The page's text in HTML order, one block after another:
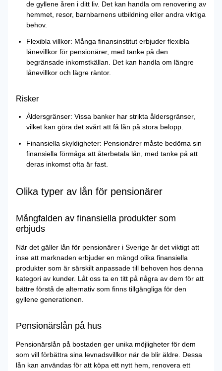
de gyllene åren i ditt liv. Det kan handla om renovering av
hemmet, resor, barnbarnens utbildning eller andra viktiga
behov.
Flexibla villkor: Många finansinstitut erbjuder flexibla
lånevillkor för pensionärer, med tanke på den
begränsade inkomstkällan. Det kan handla om längre
lånevillkor och lägre räntor.
Risker
Åldersgränser: Vissa banker har strikta åldersgränser,
vilket kan göra det svårt att få lån på stora belopp.
Finansiella skyldigheter: Pensionärer måste bedöma sin
finansiella förmåga att återbetala lån, med tanke på att
deras inkomst ofta är fast.
Olika typer av lån för pensionärer
Mångfalden av finansiella produkter som
erbjuds
När det gäller lån för pensionärer i Sverige är det viktigt att
inse att marknaden erbjuder en mängd olika finansiella
produkter som är särskilt anpassade till behoven hos denna
kategori av kunder. Låt oss ta en titt på några av dem för att
bättre förstå de alternativ som finns tillgängliga för den
gyllene generationen.
Pensionärslån på hus
Pensionärslån på bostaden ger unika möjligheter för dem
som vill förbättra sina levnadsvillkor när de blir äldre. Dessa
lån kan användas för att köpa ett nytt hem, renovera ett